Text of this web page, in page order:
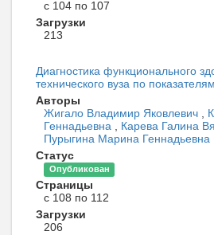
с 104 по 107
Загрузки
213
Диагностика функционального
технического вуза по
Авторы
Жигало Владимир Яковлевич ,
Геннадьевна , Карева Галина
Пурыгина Марина Геннадьевна
Статус
Опубликован
Страницы
с 108 по 112
Загрузки
206